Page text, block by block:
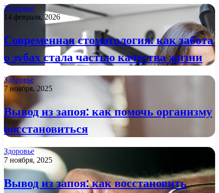
Здоровье
14 февраля, 2026
Современная стоматология: как забота
о зубах стала частью качества жизни
Здоровье
7 ноября, 2025
Вывод из запоя: как помочь организму
восстановиться
Здоровье
7 ноября, 2025
Вывод из запоя: как восстановить